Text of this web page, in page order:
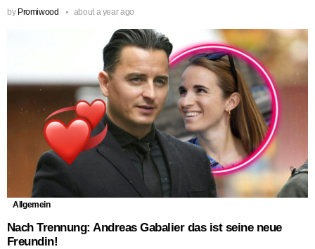
by Promiwood about a year ago
Allgemein
Nach Trennung: Andreas Gabalier das ist seine neue
Freundin!